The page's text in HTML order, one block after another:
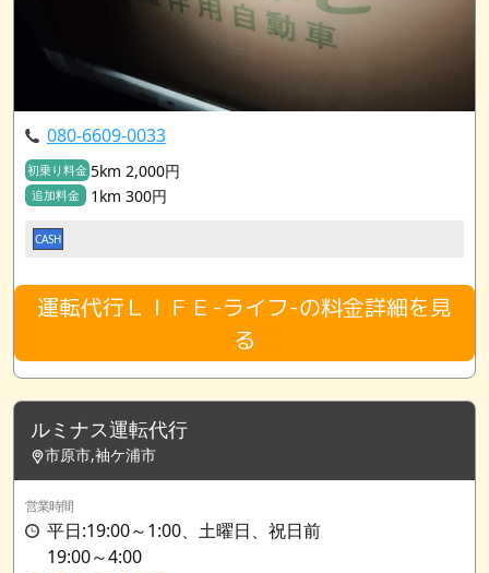
080-6609-0033
初乗り料金 5km 2,000円
追加料金 1km 300円
CASH
運転代行ＬＩＦＥ-ライフ-の料金詳細を見
る
ルミナス運転代行
市原市,袖ケ浦市
営業時間
平日:19:00～1:00、土曜日、祝日前
19:00～4:00